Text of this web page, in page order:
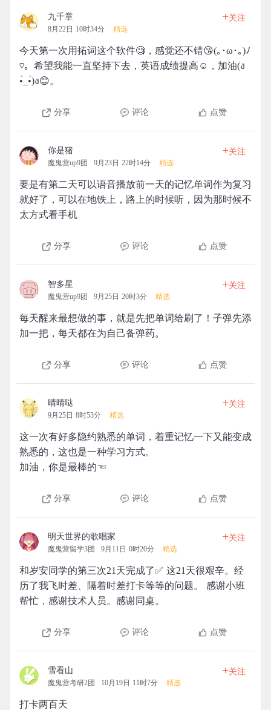
九千章
8月22日 10时34分 精选
+关注
今天第一次用拓词这个软件🧐，感觉还不错😘(｡･ω･｡)ﾉ
♡。希望我能一直坚持下去，英语成绩提高☺️，加油(ง
•̀_•́)ง😊。
分享 评论 点赞
你是猪
魔鬼营up9团 9月23日 22时14分 精选
+关注
要是有第二天可以语音播放前一天的记忆单词作为复习
就好了，可以在地铁上，路上的时候听，因为那时候不
太方式看手机
分享 评论 点赞
智多星
魔鬼营up9团 9月25日 20时3分 精选
+关注
每天醒来最想做的事，就是先把单词给刷了！子弹先添
加一把，每天都在为自己备弹药。
分享 评论 点赞
晴晴哒
9月25日 8时53分 精选
+关注
这一次有好多隐约熟悉的单词，着重记忆一下又能变成
熟悉的，这也是一种学习方式。
加油，你是最棒的☜
分享 评论 点赞
明天世界的歌唱家
魔鬼营留学3团 9月11日 0时20分 精选
+关注
和岁安同学的第三次21天完成了✅ 这21天很艰辛。经
历了我飞时差、隔着时差打卡等等的问题。 感谢小班
帮忙，感谢技术人员。感谢同桌。
分享 评论 点赞
雪看山
魔鬼营考研2团 10月19日 11时7分 精选
+关注
打卡两百天